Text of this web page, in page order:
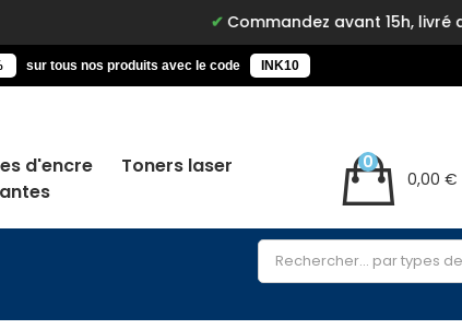
Commandez avant 15h, livré demain.
sur tous nos produits avec le code INK10
d'encre
Toners laser
0,00 €
0